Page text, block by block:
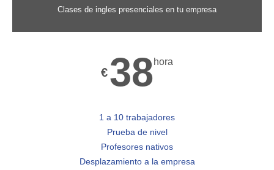
Clases de ingles presenciales en tu empresa
€38hora
1 a 10 trabajadores
Prueba de nivel
Profesores nativos
Desplazamiento a la empresa